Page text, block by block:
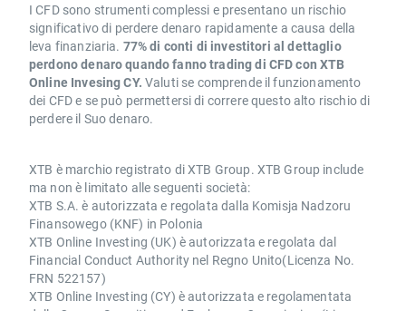
I CFD sono strumenti complessi e presentano un rischio
significativo di perdere denaro rapidamente a causa della
leva finanziaria. 77% di conti di investitori al dettaglio
perdono denaro quando fanno trading di CFD con XTB
Online Invesing CY. Valuti se comprende il funzionamento
dei CFD e se può permettersi di correre questo alto rischio di
perdere il Suo denaro.
XTB è marchio registrato di XTB Group. XTB Group include
ma non è limitato alle seguenti società:
XTB S.A. è autorizzata e regolata dalla Komisja Nadzoru
Finansowego (KNF) in Polonia
XTB Online Investing (UK) è autorizzata e regolata dal
Financial Conduct Authority nel Regno Unito(Licenza No.
FRN 522157)
XTB Online Investing (CY) è autorizzata e regolamentata